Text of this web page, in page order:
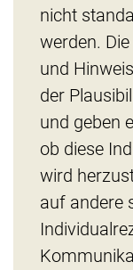
nicht
werden.
und
der
und geben
ob diese
wird
auf andere